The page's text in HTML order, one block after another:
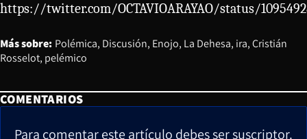
https://twitter.com/OCTAVIOARAYAO/status/
Más sobre: Polémica Discusión Enojo La Dehesa ira Cristián
Rosselot pelémico
COMENTARIOS
Para comentar este artículo debes ser suscriptor.